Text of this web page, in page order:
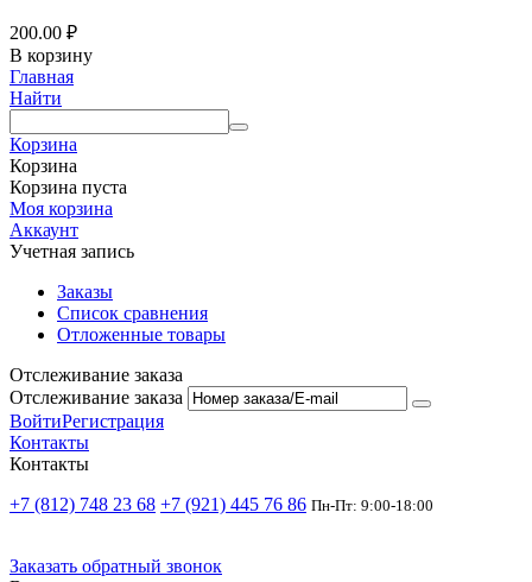
200.00 ₽
В корзину
Главная
Найти
Корзина
Корзина
Корзина пуста
Моя корзина
Аккаунт
Учетная запись
Заказы
Список сравнения
Отложенные товары
Отслеживание заказа
Отслеживание заказа
ВойтиРегистрация
Контакты
Контакты
+7 (812) 748 23 68 +7 (921) 445 76 86 Пн-Пт: 9:00-18:00
Заказать обратный звонок